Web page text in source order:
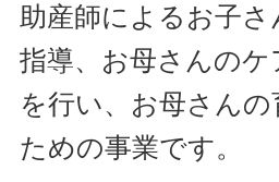
助産師によるお子
指導、お母さんのケ
を行い、お母さん
ための事業です。